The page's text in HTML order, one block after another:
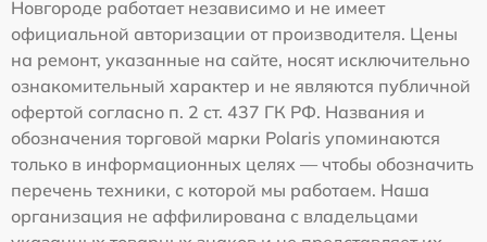
Новгороде работает независимо и не имеет
официальной авторизации от производителя. Цены
на ремонт, указанные на сайте, носят исключительно
ознакомительный характер и не являются публичной
офертой согласно п. 2 ст. 437 ГК РФ. Названия и
обозначения торговой марки Polaris упоминаются
только в информационных целях — чтобы обозначить
перечень техники, с которой мы работаем. Наша
организация не аффилирована с владельцами